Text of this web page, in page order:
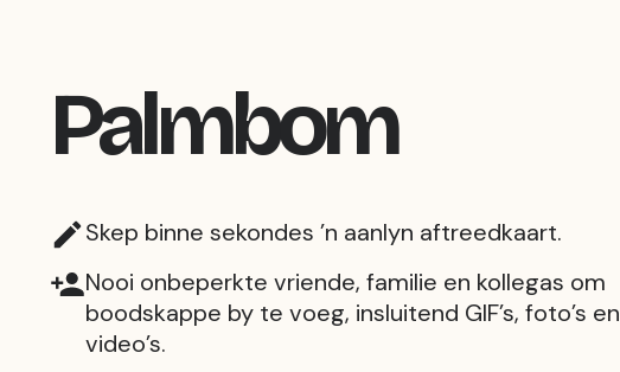
Palmbom
Skep binne sekondes ’n aanlyn aftreedkaart.
Nooi onbeperkte vriende, familie en kollegas om
boodskappe by te voeg, insluitend GIF’s, foto’s en
video’s.